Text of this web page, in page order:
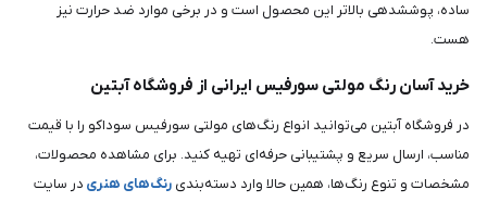
ساده، پوششدهی بالاتر این محصول است و در برخی موارد ضد حرارت نیز
هست.
خرید آسان رنگ مولتی سورفیس ایرانی از فروشگاه آبتین
در فروشگاه آبتین می‌توانید انواع رنگ‌های مولتی سورفیس سوداکو را با قیمت
مناسب، ارسال سریع و پشتیبانی حرفه‌ای تهیه کنید. برای مشاهده محصولات،
مشخصات و تنوع رنگ‌ها، همین حالا وارد دسته‌بندی رنگ‌های هنری در سایت